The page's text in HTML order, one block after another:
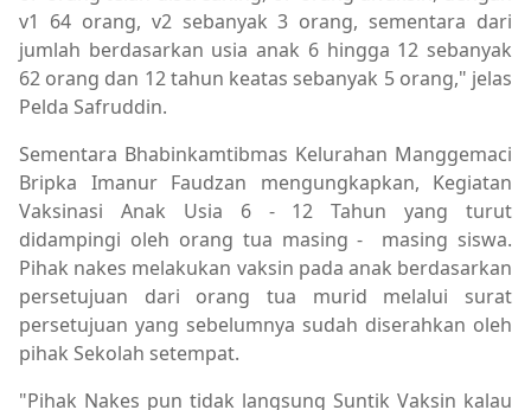
v1 64 orang, v2 sebanyak 3 orang, sementara dari
jumlah berdasarkan usia anak 6 hingga 12 sebanyak
62 orang dan 12 tahun keatas sebanyak 5 orang," jelas
Pelda Safruddin.
Sementara Bhabinkamtibmas Kelurahan Manggemaci
Bripka Imanur Faudzan mengungkapkan, Kegiatan
Vaksinasi Anak Usia 6 - 12 Tahun yang turut
didampingi oleh orang tua masing - masing siswa.
Pihak nakes melakukan vaksin pada anak berdasarkan
persetujuan dari orang tua murid melalui surat
persetujuan yang sebelumnya sudah diserahkan oleh
pihak Sekolah setempat.
"Pihak Nakes pun tidak langsung Suntik Vaksin kalau